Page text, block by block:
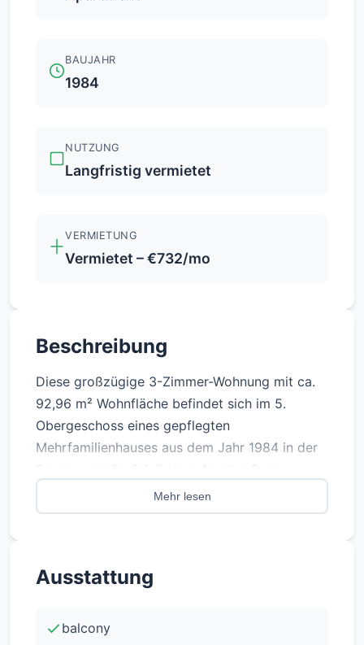
BAUJAHR
1984
NUTZUNG
Langfristig vermietet
VERMIETUNG
Vermietet – €732/mo
Beschreibung
Diese großzügige 3-Zimmer-Wohnung mit ca.
92,96 m² Wohnfläche befindet sich im 5.
Obergeschoss eines gepflegten
Mehrfamilienhauses aus dem Jahr 1984 in der
Stadtteil Moabit / Mitte.
Balkon und einen praktischen Kellerraum. Durch
Grundriss bietet sie ein attraktives Wohngefühl
Mehr lesen
Ausstattung
balcony